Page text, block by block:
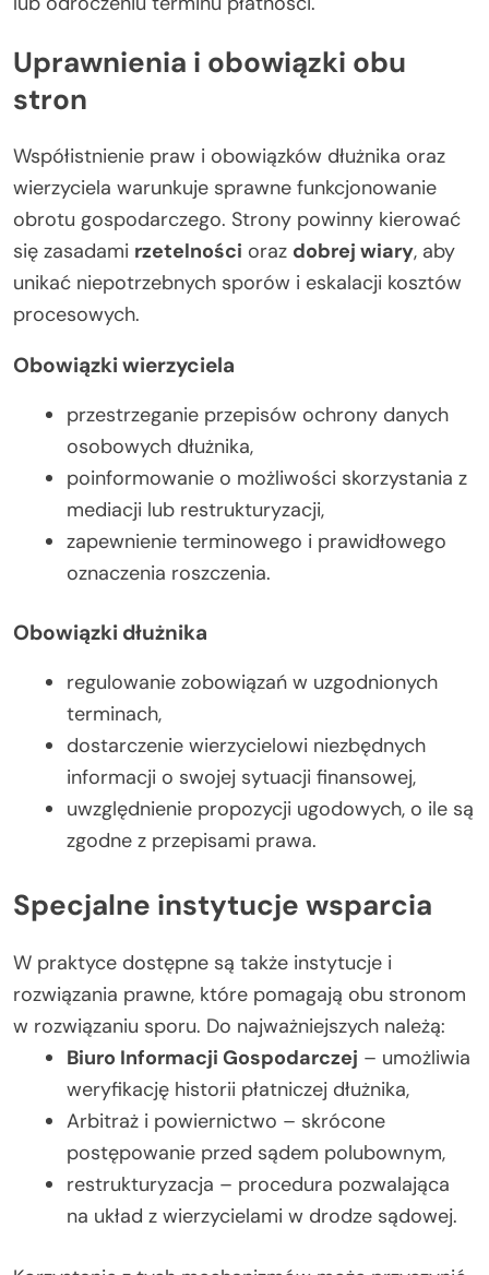
Uprawnienia i obowiązki obu
stron
Współistnienie praw i obowiązków dłużnika oraz
wierzyciela warunkuje sprawne funkcjonowanie
obrotu gospodarczego. Strony powinny kierować
się zasadami rzetelności oraz dobrej wiary, aby
unikać niepotrzebnych sporów i eskalacji kosztów
procesowych.
Obowiązki wierzyciela
przestrzeganie przepisów ochrony danych
osobowych dłużnika,
poinformowanie o możliwości skorzystania z
mediacji lub restrukturyzacji,
zapewnienie terminowego i prawidłowego
oznaczenia roszczenia.
Obowiązki dłużnika
regulowanie zobowiązań w uzgodnionych
terminach,
dostarczenie wierzycielowi niezbędnych
informacji o swojej sytuacji finansowej,
uwzględnienie propozycji ugodowych, o ile są
zgodne z przepisami prawa.
Specjalne instytucje wsparcia
W praktyce dostępne są także instytucje i
rozwiązania prawne, które pomagają obu stronom
w rozwiązaniu sporu. Do najważniejszych należą:
Biuro Informacji Gospodarczej – umożliwia
weryfikację historii płatniczej dłużnika,
Arbitraż i powiernictwo – skrócone
postępowanie przed sądem polubownym,
restrukturyzacja – procedura pozwalająca
na układ z wierzycielami w drodze sądowej.